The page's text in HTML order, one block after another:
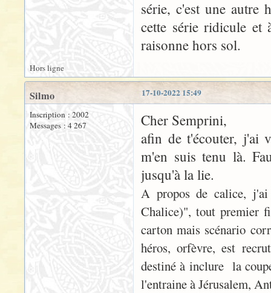
série, c'est une autre
cette série ridicule et
raisonne hors sol.
Hors ligne
17-10-2022 15:49
Silmo
Inscription : 2002
Messages : 4 267
Cher Semprini,
afin de t'écouter, j'ai
m'en suis tenu là.
jusqu'à la lie.
A propos de calice,
Chalice)", tout premier
carton mais scénario
héros, orfèvre, est
destiné à inclure la
l'entraine à Jérusalem,